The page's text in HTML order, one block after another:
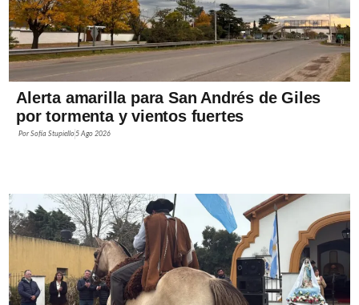
Alerta amarilla para San Andrés de Giles
por tormenta y vientos fuertes
PorSofía Stupiello5 Ago 2026